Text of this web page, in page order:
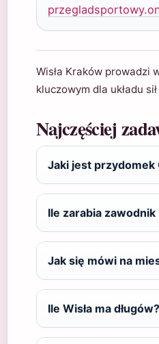
Wisła Kraków prowadzi
kluczowym dla układu
Najczęściej
Jaki jest przydomek
Ile zarabia zawodnik
Jak się mówi na
Ile Wisła ma długów?